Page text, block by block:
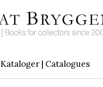
Kataloger | Catalogues